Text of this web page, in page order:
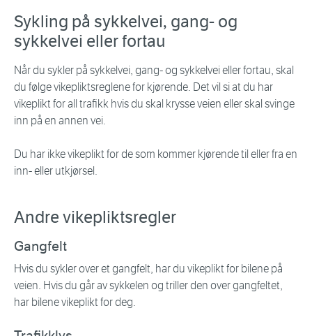
Sykling på sykkelvei, gang- og
sykkelvei eller fortau
Når du sykler på sykkelvei, gang- og sykkelvei eller fortau, skal
du følge vikepliktsreglene for kjørende. Det vil si at du har
vikeplikt for all trafikk hvis du skal krysse veien eller skal svinge
inn på en annen vei.
Du har ikke vikeplikt for de som kommer kjørende til eller fra en
inn- eller utkjørsel.
Andre vikepliktsregler
Gangfelt
Hvis du sykler over et gangfelt, har du vikeplikt for bilene på
veien. Hvis du går av sykkelen og triller den over gangfeltet,
har bilene vikeplikt for deg.